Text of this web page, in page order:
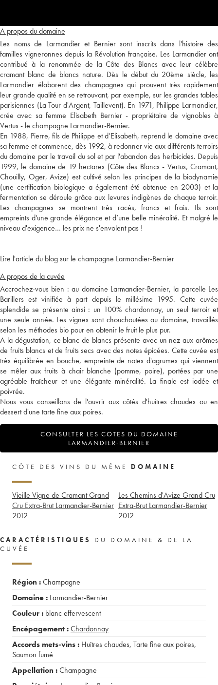
A propos du domaine
Les noms de Larmandier et Bernier sont inscrits dans l'histoire des
familles vigneronnes depuis la Révolution française. Les Larmandier ont
contribué à la renommée de la Côte des Blancs avec leur célèbre
cramant blanc de blancs nature. Dès le début du 20ème siècle, les
Larmandier élaborent des champagnes qui prouvent très rapidement
leur grande qualité en se retrouvant, par exemple, sur les grandes tables
parisiennes (La Tour d'Argent, Taillevent). En 1971, Philippe Larmandier,
crée avec sa femme Elisabeth Bernier - propriétaire de vignobles à
Vertus - le champagne Larmandier-Bernier.
En 1988, Pierre, fils de Philippe et d’Elisabeth, reprend le domaine avec
sa femme et commence, dès 1992, à redonner vie aux différents terroirs
du domaine par le travail du sol et par l'abandon des herbicides. Depuis
1999, le domaine de 19 hectares (Côte des Blancs - Vertus, Cramant,
Chouilly, Oger, Avize) est cultivé selon les principes de la biodynamie
(une certification biologique a également été obtenue en 2003) et la
fermentation se déroule grâce aux levures indigènes de chaque terroir.
Les champagnes se montrent très racés, francs et frais. Ils sont
empreints d'une grande élégance et d’une belle minéralité. Et malgré le
niveau d'exigence… les prix ne s'envolent pas !
Lire l'article du blog sur le champagne Larmandier-Bernier
A propos de la cuvée
Accrochez-vous bien : au domaine Larmandier-Bernier, la parcelle Les
Barillers est vinifiée à part depuis le millésime 1995. Cette cuvée
splendide se présente ainsi : un 100% chardonnay, un seul terroir et
une seule année. Les vignes sont chouchoutées au domaine, travaillés
selon les méthodes bio pour en obtenir le fruit le plus pur.
A la dégustation, ce blanc de blancs présente avec un nez aux arômes
de fruits blancs et de fruits secs avec des notes épicées. Cette cuvée est
très équilibrée en bouche, empreinte de notes d'agrumes qui viennent
se mêler aux fruits à chair blanche (pomme, poire), portées par une
agréable fraîcheur et une élégante minéralité. La finale est iodée et
poivrée.
Nous vous conseillons de l'ouvrir aux côtés d'huîtres chaudes ou en
dessert d'une tarte fine aux poires.
CONSULTER LES COTES DU DOMAINE
LARMANDIER-BERNIER
CÔTE DES VINS DU MÊME DOMAINE
Vieille Vigne de Cramant Grand
Cru Extra-Brut Larmandier-Bernier
2012
Les Chemins d'Avize Grand Cru
Extra-Brut Larmandier-Bernier
2012
CARACTÉRISTIQUES
DU DOMAINE & DE LA
CUVÉE
Région :Champagne
Domaine : Larmandier-Bernier
Couleur : blanc effervescent
Encépagement :Chardonnay
Accords mets-vins : Huîtres chaudes, Tarte fine aux poires,
Saumon fumé
Appellation :Champagne